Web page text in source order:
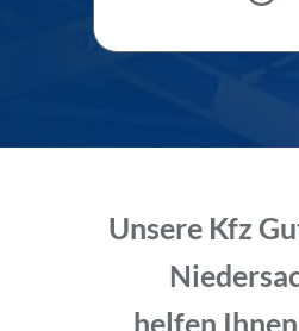
Unsere Kfz
helfen